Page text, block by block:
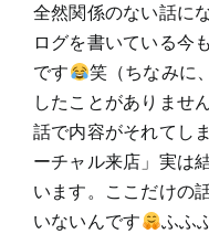
全然関係のない話に
ログを書いている今
です
笑（ちなみに
したことがありませ
話で内容がそれてし
ーチャル来店」実は
います。ここだけの
いないんです
ふふ